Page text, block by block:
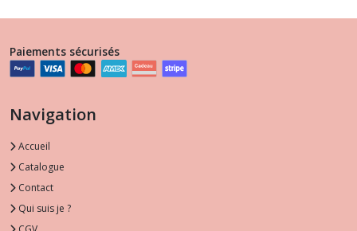
Paiements sécurisés
Navigation
Accueil
Catalogue
Contact
Qui suis je ?